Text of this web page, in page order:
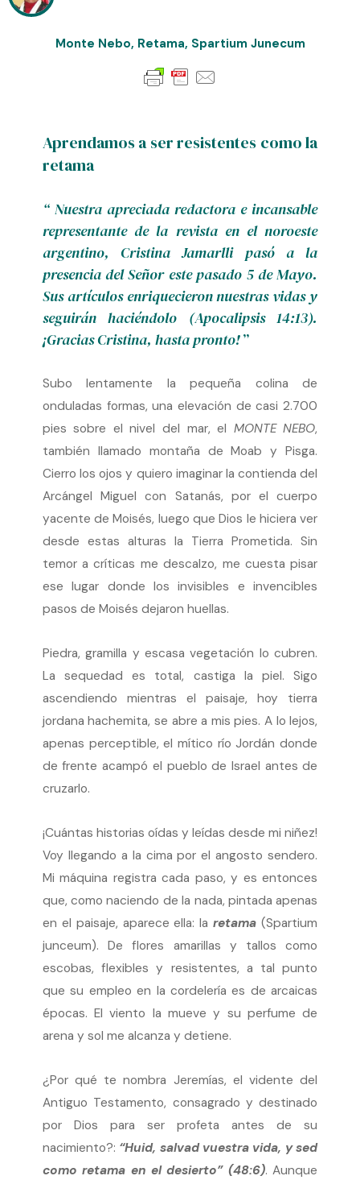
Monte Nebo, Retama, Spartium Junecum
Aprendamos a ser resistentes como la
retama
“ Nuestra apreciada redactora e incansable
representante de la revista en el noroeste
argentino, Cristina Jamarlli pasó a la
presencia del Señor este pasado 5 de Mayo.
Sus artículos enriquecieron nuestras vidas y
seguirán haciéndolo (Apocalipsis 14:13).
¡Gracias Cristina, hasta pronto!”
Subo lentamente la pequeña colina de
onduladas formas, una elevación de casi 2.700
pies sobre el nivel del mar, el MONTE NEBO,
también llamado montaña de Moab y Pisga.
Cierro los ojos y quiero imaginar la contienda del
Arcángel Miguel con Satanás, por el cuerpo
yacente de Moisés, luego que Dios le hiciera ver
desde estas alturas la Tierra Prometida. Sin
temor a críticas me descalzo, me cuesta pisar
ese lugar donde los invisibles e invencibles
pasos de Moisés dejaron huellas.
Piedra, gramilla y escasa vegetación lo cubren.
La sequedad es total, castiga la piel. Sigo
ascendiendo mientras el paisaje, hoy tierra
jordana hachemita, se abre a mis pies. A lo lejos,
apenas perceptible, el mítico río Jordán donde
de frente acampó el pueblo de Israel antes de
cruzarlo.
¡Cuántas historias oídas y leídas desde mi niñez!
Voy llegando a la cima por el angosto sendero.
Mi máquina registra cada paso, y es entonces
que, como naciendo de la nada, pintada apenas
en el paisaje, aparece ella: laretama (Spartium
junceum). De flores amarillas y tallos como
escobas, flexibles y resistentes, a tal punto
que su empleo en la cordelería es de arcaicas
épocas. El viento la mueve y su perfume de
arena y sol me alcanza y detiene.
¿Por qué te nombra Jeremías, el vidente del
Antiguo Testamento, consagrado y destinado
por Dios para ser profeta antes de su
nacimiento?: “Huid, salvad vuestra vida, y sed
como retama en el desierto” (48:6). Aunque